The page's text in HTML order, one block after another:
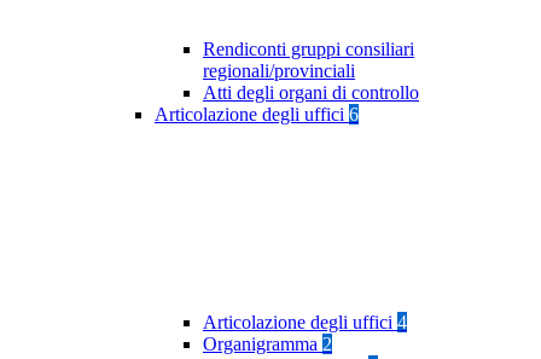
Rendiconti gruppi consiliari
regionali/provinciali
Atti degli organi di controllo
Articolazione degli uffici 6
Articolazione degli uffici 4
Organigramma 2